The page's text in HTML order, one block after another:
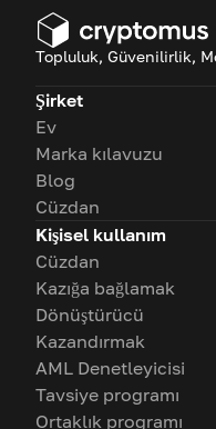
Topluluk, Güvenilirlik,
Şirket
Ev
Marka kılavuzu
Blog
Cüzdan
Kişisel kullanım
Cüzdan
Kazığa bağlamak
Dönüştürücü
Kazandırmak
AML Denetleyicisi
Tavsiye programı
Ortaklık programı